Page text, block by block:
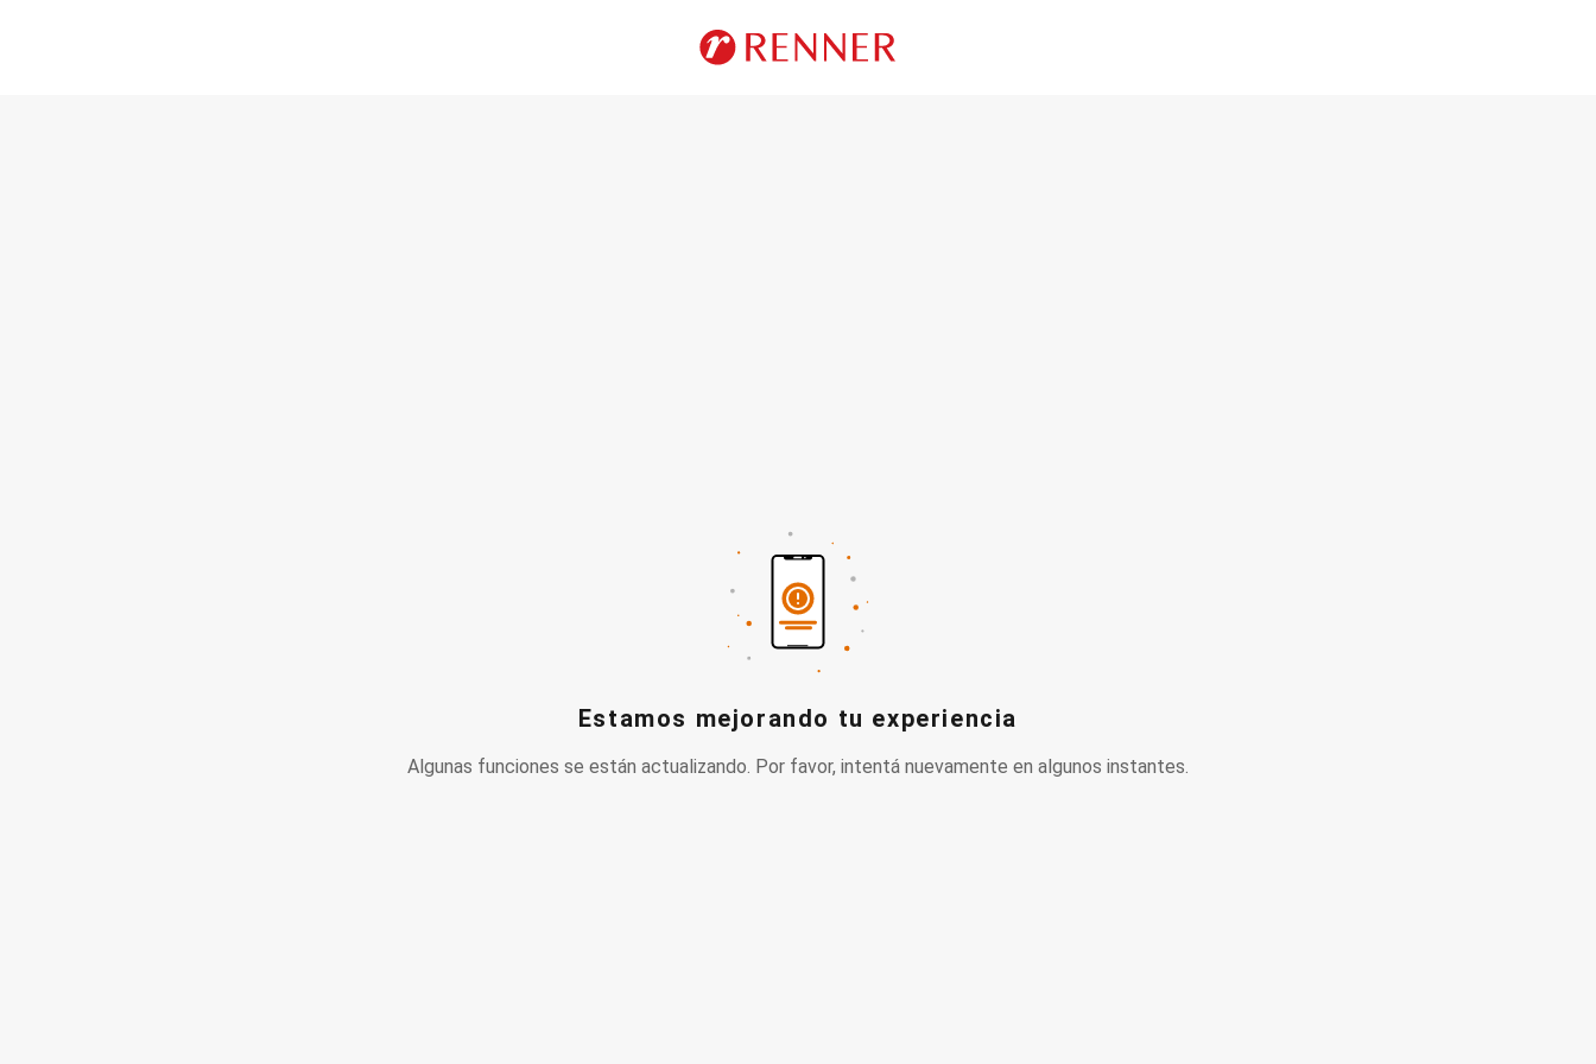
Estamos mejorando tu experiencia
Algunas funciones se están actualizando. Por favor, intentá nuevamente en algunos instantes.